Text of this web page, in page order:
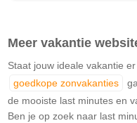
Meer vakantie
Staat jouw ideale vakantie
goedkope zonvakanties
de mooiste last minutes en
Ben je op zoek naar last